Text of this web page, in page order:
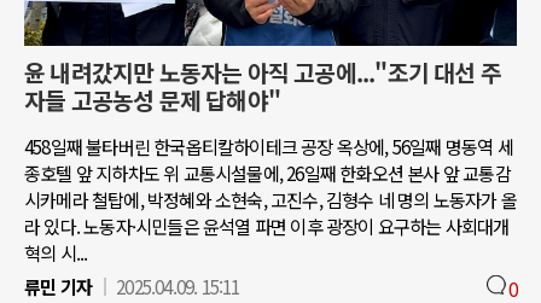
윤 내려갔지만 노동자는 아직 고공에..."조기 대선 주
자들 고공농성 문제 답해야"
458일째 불타버린 한국옵티칼하이테크 공장 옥상에, 56일째 명동역 세
종호텔 앞 지하차도 위 교통시설물에, 26일째 한화오션 본사 앞 교통감
시카메라 철탑에, 박정혜와 소현숙, 고진수, 김형수 네 명의 노동자가 올
라 있다. 노동자·시민들은 윤석열 파면 이후 광장이 요구하는 사회대개
혁의 시...
류민 기자
2025.04.09. 15:11 0